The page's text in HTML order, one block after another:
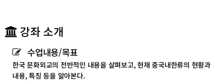
록
동
강좌 소개
수업내용/목표
한국 문화외교의 전반적인 내용을 살펴보고, 현재 중국내한류의 현황과
내용, 특징 등을 알아본다.